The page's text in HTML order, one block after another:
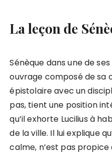
La leçon de
Sénèque dans une de
ouvrage composé de sa
épistolaire avec un
pas, tient une position
qu’il exhorte Lucilius à
de la ville. Il lui explique
calme, n’est pas